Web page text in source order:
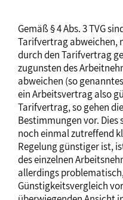
Gemäß § 4 Abs. 3 TVG
Tarifvertrag abweichen,
durch den Tarifvertrag
zugunsten des
abweichen (so
ein Arbeitsvertrag also
Tarifvertrag, so gehen
Bestimmungen vor.
noch einmal zutreffend
Regelung günstiger ist,
des einzelnen
allerdings
Günstigkeitsvergleich